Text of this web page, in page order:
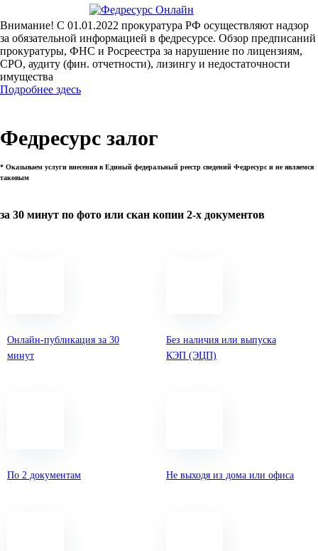
Внимание! С 01.01.2022 прокуратура РФ осуществляют надзор
за обязательной информацией в федресурсе. Обзор предписаний
прокуратуры, ФНС и Росреестра за нарушение по лицензиям,
СРО, аудиту (фин. отчетности), лизингу и недостаточности
имущества
Подробнее здесь
Федресурс залог
* Оказываем услуги внесения в Единый федеральный реестр сведений Федресурс и не являемся
таковым
за 30 минут по фото или скан копии 2-х документов
Онлайн-публикация за 30
минут
Без наличия или выпуска
КЭП (ЭЦП)
По 2 документам Не выходя из дома или офиса